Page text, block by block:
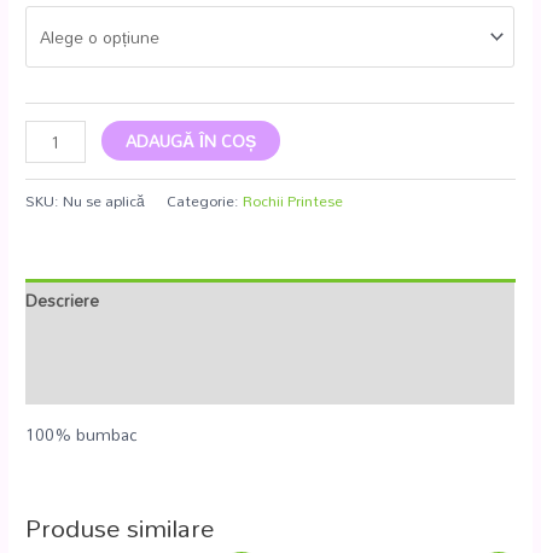
ADAUGĂ ÎN COȘ
SKU: Nu se aplică Categorie:Rochii Printese
Descriere
100% bumbac
Produse similare